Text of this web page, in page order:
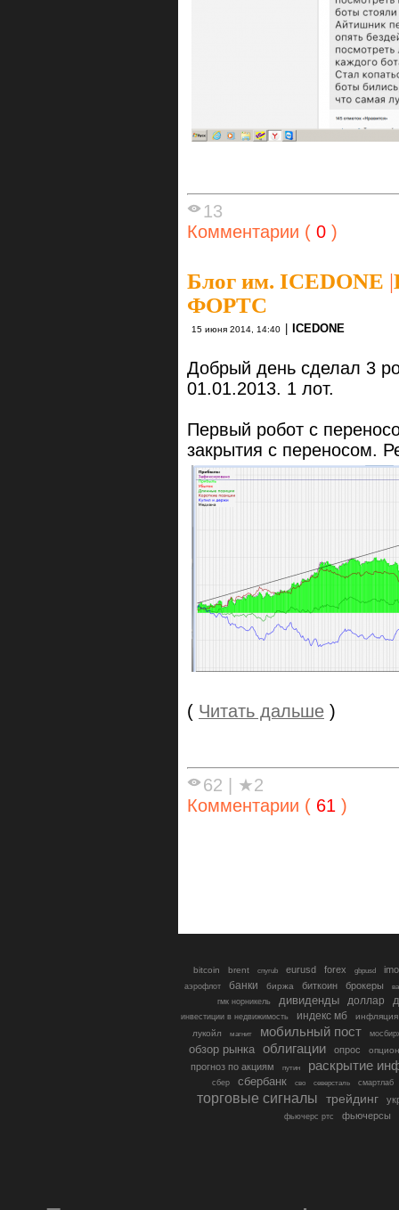
13
Комментарии ( 0 )
Блог им. ICEDONE |
ФОРТС
15 июня 2014, 14:40 ICEDONE
Добрый день сделал 3
01.01.2013. 1 лот.
Первый робот с
закрытия с переносом.
( Читать дальше )
62
★2
Комментарии ( 61 )
bitcoin brent cnyrub eurusd forex gbpusd
аэрофлот банки биржа биткоин брокеры
гмк норникель
дивиденды доллар
инвестиции в недвижимость индекс мб
инфляция
лукойл
магнит мобильный пост
обзор рынка облигации опрос
прогноз по акциям путин раскрытие
сбер сбербанк сво северсталь смартлаб
торговые сигналы трейдинг
фьючерс ртс фьючерсы